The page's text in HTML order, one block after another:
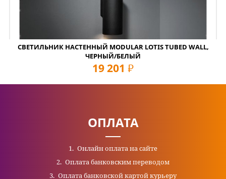
СВЕТИЛЬНИК НАСТЕННЫЙ MODULAR LOTIS TUBED WALL,
ЧЕРНЫЙ/БЕЛЫЙ
19 201 руб
ОПЛАТА
Онлайн оплата на сайте
Оплата банковским переводом
Оплата банковской картой курьеру